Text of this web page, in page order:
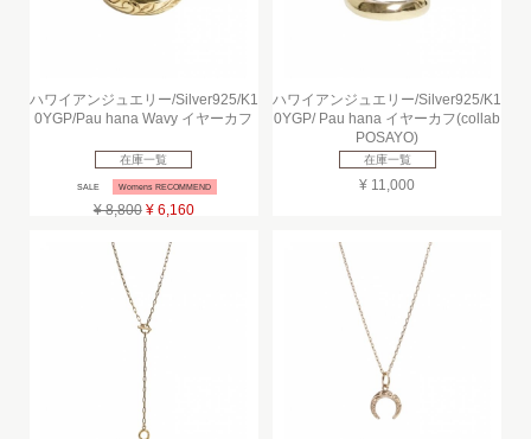
ハワイアンジュエリー/Silver925/K1
0YGP/Pau hana Wavy イヤーカフ
在庫一覧
SALE Womens RECOMMEND
¥ 8,800 ¥ 6,160
ハワイアンジュエリー/Silver925/K1
0YGP/ Pau hana イヤーカフ(collab
POSAYO)
在庫一覧
¥ 11,000